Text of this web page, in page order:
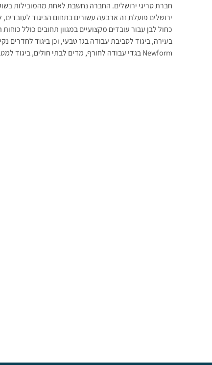
חברת סריגי ירושלים. החברה נחשבת לאחת מהמובילות
ירושלים פועלת זה ארבעה עשורים בתחום הביגוד
בעירה, ביגוד לסביבת עבודה בגז טבעי, וכן ביגוד לחדרים
Newform בגדי עבודה לחורף, מדים לבתי חולים, ביגוד למטבחים, נעלי בטיחות לעבודה ועוד.